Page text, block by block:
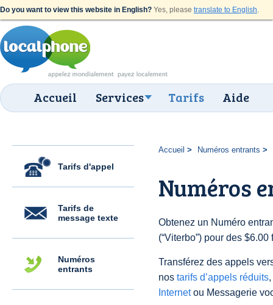
Do you want to view this website in English? Yes, please translate to English.
Accueil Services Tarifs Aide
Tarifs d'appel
Tarifs de
message texte
Numéros
entrants
Accueil Numéros entrants
Numéros
Obtenez un Numéro
(“Viterbo”) pour des
Transférez des appels
nos tarifs d’appels réduits
Internetou Messagerie